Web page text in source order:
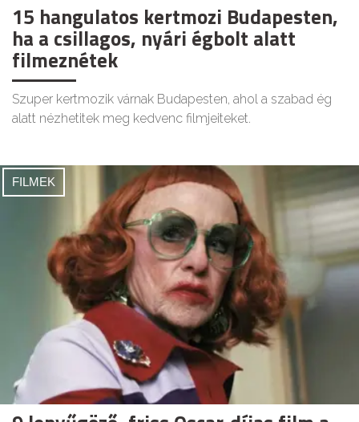
15 hangulatos kertmozi Budapesten,
ha a csillagos, nyári égbolt alatt
filmeznétek
Szuper kertmozik várnak Budapesten, ahol a szabad ég
alatt nézhetitek meg kedvenc filmjeiteket.
FILMEK